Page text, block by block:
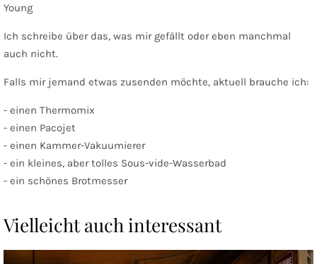
Young
Ich schreibe über das, was mir gefällt oder eben manchmal
auch nicht.
Falls mir jemand etwas zusenden möchte, aktuell brauche ich:
- einen Thermomix
- einen Pacojet
- einen Kammer-Vakuumierer
- ein kleines, aber tolles Sous-vide-Wasserbad
- ein schönes Brotmesser
Vielleicht auch interessant